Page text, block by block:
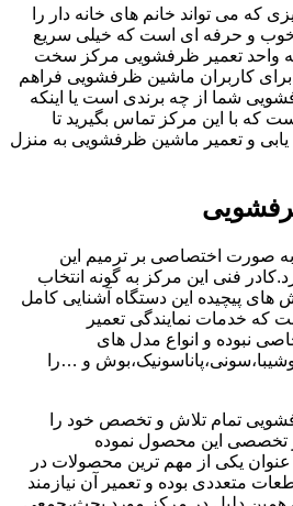
که می تواند خانم های خانه دار را
خوب و حرفه ای است که خیلی سریع
واحد تعمیر ظرفشویی مرکز سخت
برای کاربران ماشین ظرفشویی فراهم
شما از چه برندی است یا اینکه
که با این مرکز تماس بگیرید تا
و تعمیر ماشین ظرفشویی به منزل
صورت اختصاصی بر ترمیم این
فنی این مرکز به گونه انتخاب
پیچیده این دستگاه آشنایی کامل
که خدمات نمایندگی تعمیر
نبوده و انواع مدل های
و …را
تمام تلاش و تخصص خود را
تخصصی این محصول نموده
یکی از مهم ترین محصولات در
متعددی بوده و تعمیر آن نیازمند